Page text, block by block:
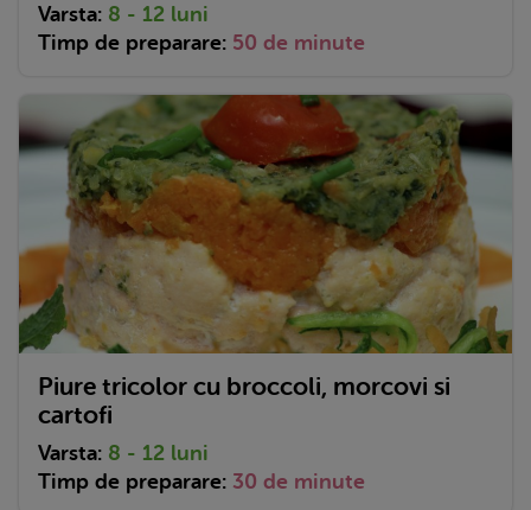
Varsta: 8 - 12 luni
Timp de preparare: 50 de minute
Piure tricolor cu broccoli, morcovi si
cartofi
Varsta: 8 - 12 luni
Timp de preparare: 30 de minute